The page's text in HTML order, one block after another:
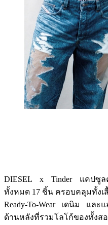
DIESEL x Tinder แคปซูล
ทั้งหมด 17 ชิ้น ครอบคลุมทั้งเ
Ready-To-Wear เดนิม และ
ด้านหลังที่รวมโลโก้ของทั้